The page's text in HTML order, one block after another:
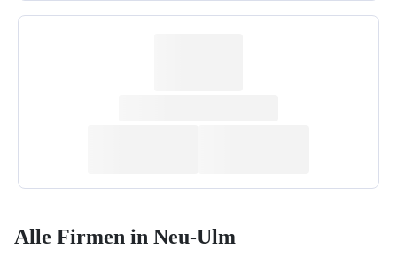
Alle Firmen in Neu-Ulm